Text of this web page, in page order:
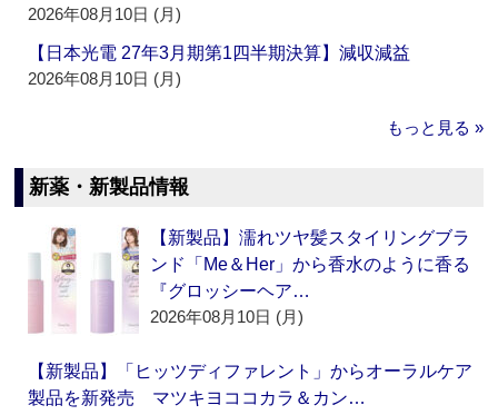
2026年08月10日 (月)
【日本光電 27年3月期第1四半期決算】減収減益
2026年08月10日 (月)
もっと見る »
新薬・新製品情報
【新製品】濡れツヤ髪スタイリングブラ
ンド「Me＆Her」から香水のように香る
『グロッシーヘア…
2026年08月10日 (月)
【新製品】「ヒッツディファレント」からオーラルケア
製品を新発売 マツキヨココカラ＆カン…